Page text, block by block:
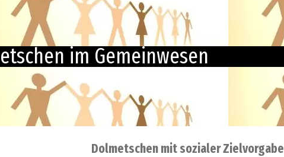
im Gemeinwesen
Dolmetschen mit sozialer Zielvorgabe